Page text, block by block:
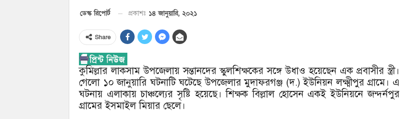
ডেস্ক রিপোর্ট প্রকাশঃ ১৪ জানুয়ারি, ২০২১
Share
কুমিল্লার লাকসাম উপজেলায় সন্তানদের স্কুলশিক্ষকের সঙ্গে উধাও হয়েছেন এক প্রবাসীর স্ত্রী।
গেলো ১০ জানুয়ারি ঘটনাটি ঘটেছে উপজেলার মুদাফরগঞ্জ (দ.) ইউনিয়ন লক্ষ্মীপুর গ্রামে। এ
ঘটনায় এলাকায় চাঞ্চল্যের সৃষ্টি হয়েছে। শিক্ষক বিল্লাল হোসেন একই ইউনিয়নে জন্দর্নপুর
গ্রামের ইসমাইল মিয়ার ছেলে।